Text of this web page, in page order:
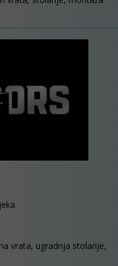
vrata, ugradnja stolarije,